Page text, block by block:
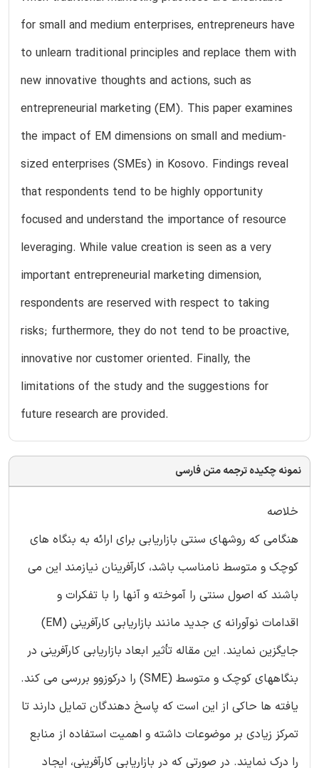
for small and medium enterprises, entrepreneurs have
to unlearn traditional principles and replace them with
new innovative thoughts and actions, such as
entrepreneurial marketing (EM). This paper examines
the impact of EM dimensions on small and medium-
sized enterprises (SMEs) in Kosovo. Findings reveal
that respondents tend to be highly opportunity
focused and understand the importance of resource
leveraging. While value creation is seen as a very
important entrepreneurial marketing dimension,
respondents are reserved with respect to taking
risks; furthermore, they do not tend to be proactive,
innovative nor customer oriented. Finally, the
limitations of the study and the suggestions for
future research are provided.
نمونه چکیده ترجمه متن فارسی
خلاصه
هنگامی که روشهای سنتی بازاریابی برای ارائه به بنگاه های
کوچک و متوسط نامناسب باشد، کارآفرینان نیازمند این می
باشند که اصول سنتی را آموخته و آنها را با تفکرات و
اقدامات نوآورانه ی جدید مانند بازاریابی کارآفرینی (EM)
جایگزین نمایند. این مقاله تأثیر ابعاد بازاریابی کارآفرینی در
بنگاههای کوچک و متوسط (SME) را درکوزوو بررسی می کند.
یافته ها حاکی از این است که پاسخ دهندگان تمایل دارند تا
تمرکز زیادی بر موضوعات داشته و اهمیت استفاده از منابع
را درک نمایند. در صورتی که در بازاریابی کارآفرینی، ایجاد